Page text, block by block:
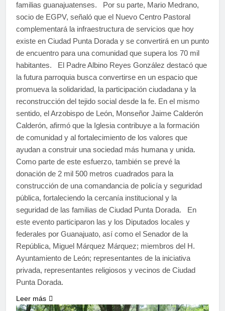
familias guanajuatenses. Por su parte, Mario Medrano,
socio de EGPV, señaló que el Nuevo Centro Pastoral
complementará la infraestructura de servicios que hoy
existe en Ciudad Punta Dorada y se convertirá en un punto
de encuentro para una comunidad que supera los 70 mil
habitantes. El Padre Albino Reyes González destacó que
la futura parroquia busca convertirse en un espacio que
promueva la solidaridad, la participación ciudadana y la
reconstrucción del tejido social desde la fe. En el mismo
sentido, el Arzobispo de León, Monseñor Jaime Calderón
Calderón, afirmó que la Iglesia contribuye a la formación
de comunidad y al fortalecimiento de los valores que
ayudan a construir una sociedad más humana y unida.
Como parte de este esfuerzo, también se prevé la
donación de 2 mil 500 metros cuadrados para la
construcción de una comandancia de policía y seguridad
pública, fortaleciendo la cercanía institucional y la
seguridad de las familias de Ciudad Punta Dorada. En
este evento participaron las y los Diputados locales y
federales por Guanajuato, así como el Senador de la
República, Miguel Márquez Márquez; miembros del H.
Ayuntamiento de León; representantes de la iniciativa
privada, representantes religiosos y vecinos de Ciudad
Punta Dorada.
Leer más